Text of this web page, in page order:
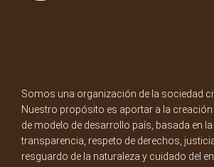
Somos una organización de la sociedad
Nuestro propósito es aportar a la
de modelo de desarrollo país, basada en
transparencia, respeto de derechos,
resguardo de la naturaleza y cuidado del